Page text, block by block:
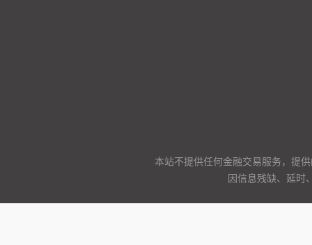
本站不提供任何金融交易服务，提
因信息残缺、延时